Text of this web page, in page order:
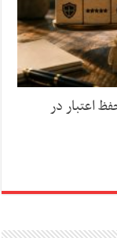
اعتبار در